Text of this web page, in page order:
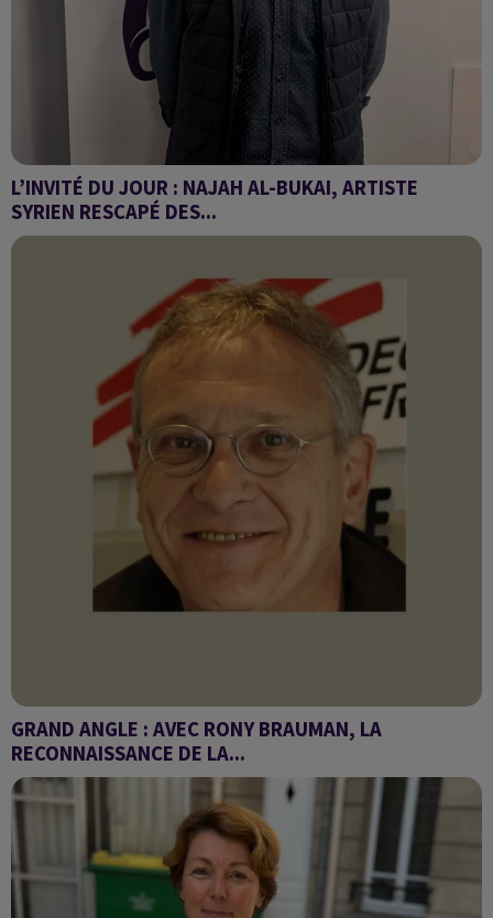
L’INVITÉ DU JOUR : NAJAH AL-BUKAI, ARTISTE
SYRIEN RESCAPÉ DES...
IL A PUBLIÉ SES DESSINS DE PRISON DANS « TOUS TÉMOINS »,
GRAND ANGLE : AVEC RONY BRAUMAN, LA
RECONNAISSANCE DE LA...
La France pourrait reconnaître l'État palestinien "en juin". Une
annonce d’Emmanuel Macron